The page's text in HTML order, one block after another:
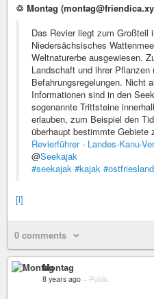
♲ Montag
Das Revier liegt zum Großteil
Niedersächsisches
Weltnaturerbe ausgewiesen.
Landschaft und ihrer
Befahrungsregelungen. Nicht
Informationen sind in den
sogenannte Trittsteine
erlauben, zum Beispiel den
überhaupt bestimmte Gebiete
Revierführer - Landes-Kanu-
@Seekajak
#seekajak #kajak #ostfriesland
[l]
0 comments
Montag
8 years ago – Public